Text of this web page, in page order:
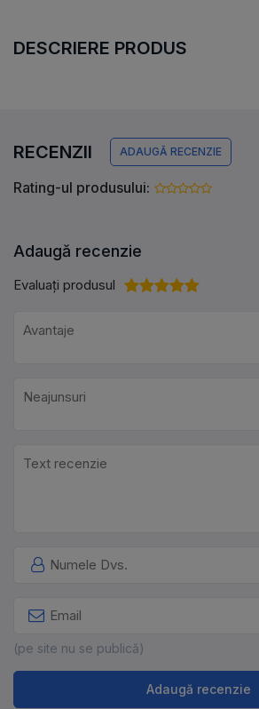
DESCRIERE PRODUS
RECENZII ADAUGĂ RECENZIE
Rating-ul produsului:
Adaugă recenzie
Evaluați produsul
(pe site nu se publică)
Adaugă recenzie